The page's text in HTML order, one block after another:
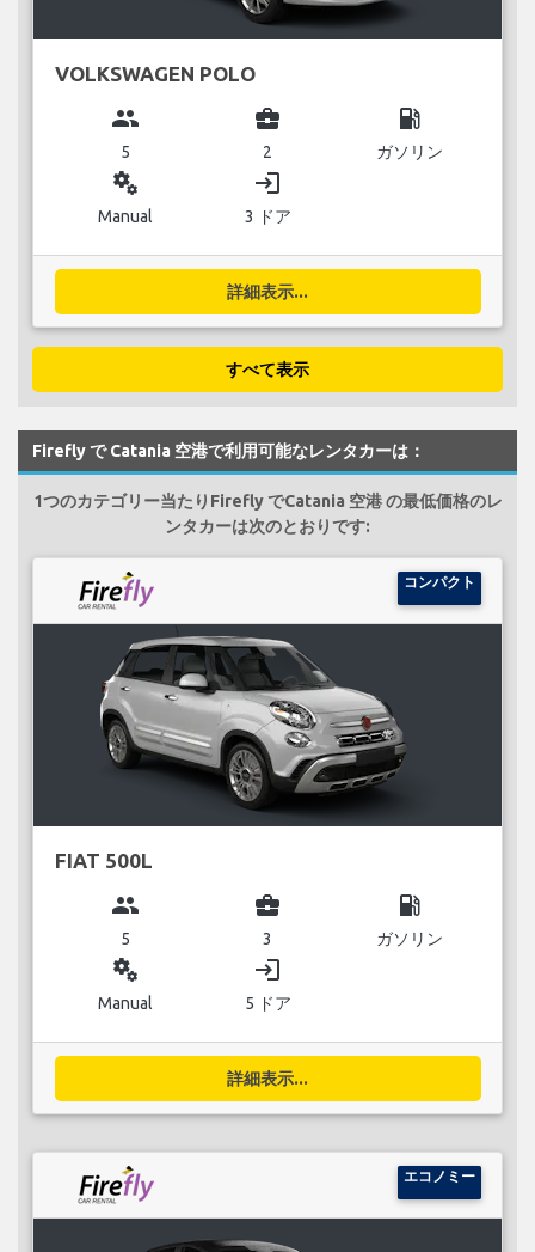
VOLKSWAGEN POLO
group
5
business_center
2
local_gas_station
ガソリン
miscellaneous_services
Manual
login
3 ドア
詳細表示...
すべて表示
Firefly で Catania 空港で利用可能なレンタカーは：
1つのカテゴリー当たりFirefly でCatania 空港 の最低価格のレ
ンタカーは次のとおりです:
コンパクト
FIAT 500L
group
5
business_center
3
local_gas_station
ガソリン
miscellaneous_services
Manual
login
5 ドア
詳細表示...
エコノミー